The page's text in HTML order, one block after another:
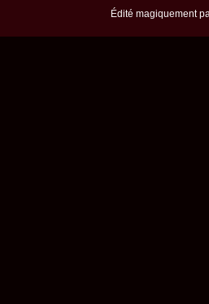
Édité magiquement